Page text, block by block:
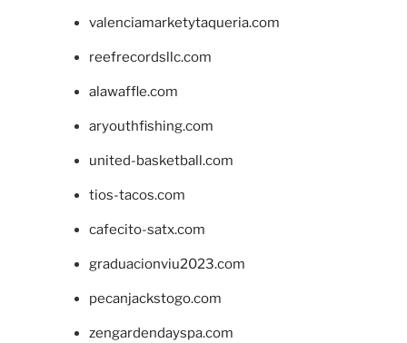
valenciamarketytaqueria.com
reefrecordsllc.com
alawaffle.com
aryouthfishing.com
united-basketball.com
tios-tacos.com
cafecito-satx.com
graduacionviu2023.com
pecanjackstogo.com
zengardendayspa.com